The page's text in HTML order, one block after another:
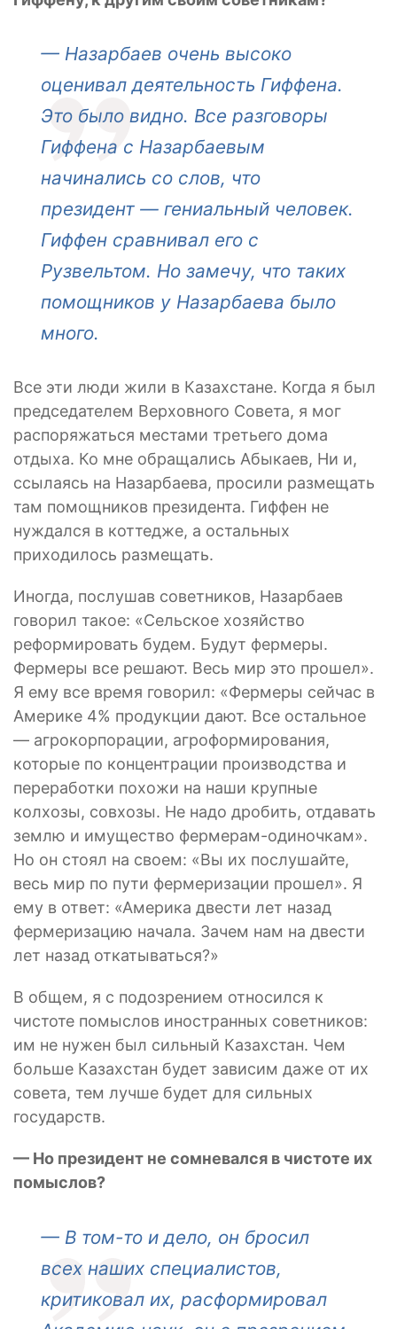
— Назарбаев очень высоко
оценивал деятельность Гиффена.
Это было видно. Все разговоры
Гиффена с Назарбаевым
начинались со слов, что
президент — гениальный человек.
Гиффен сравнивал его с
Рузвельтом. Но замечу, что таких
помощников у Назарбаева было
много.
Все эти люди жили в Казахстане. Когда я был
председателем Верховного Совета, я мог
распоряжаться местами третьего дома
отдыха. Ко мне обращались Абыкаев, Ни и,
ссылаясь на Назарбаева, просили размещать
там помощников президента. Гиффен не
нуждался в коттедже, а остальных
приходилось размещать.
Иногда, послушав советников, Назарбаев
говорил такое: «Сельское хозяйство
реформировать будем. Будут фермеры.
Фермеры все решают. Весь мир это прошел».
Я ему все время говорил: «Фермеры сейчас в
Америке 4% продукции дают. Все остальное
— агрокорпорации, агроформирования,
которые по концентрации производства и
переработки похожи на наши крупные
колхозы, совхозы. Не надо дробить, отдавать
землю и имущество фермерам-одиночкам».
Но он стоял на своем: «Вы их послушайте,
весь мир по пути фермеризации прошел». Я
ему в ответ: «Америка двести лет назад
фермеризацию начала. Зачем нам на двести
лет назад откатываться?»
В общем, я с подозрением относился к
чистоте помыслов иностранных советников:
им не нужен был сильный Казахстан. Чем
больше Казахстан будет зависим даже от их
совета, тем лучше будет для сильных
государств.
— Но президент не сомневался в чистоте их
помыслов?
— В том-то и дело, он бросил
всех наших специалистов,
критиковал их, расформировал